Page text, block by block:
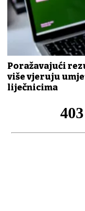
Poražavajući
više vjeruju
liječnicima